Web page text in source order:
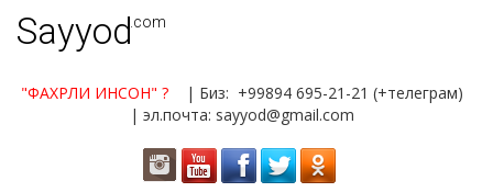
Sayyod.com
"ФАХРЛИ ИНСОН" ?
| Биз: +99894 695-21-21 (+телеграм)
| эл.почта: sayyod@gmail.com